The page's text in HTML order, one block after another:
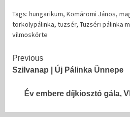
Tags: hungarikum, Komáromi János,
törkölypálinka, tuzsér, Tuzséri pálinka
vilmoskörte
Continue
Reading
Previous
Szilvanap | Új Pálinka Ünnepe
Év embere díjkiosztó gála,